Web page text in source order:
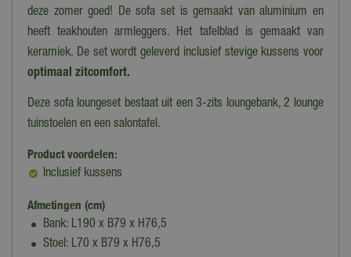
deze zomer goed! De sofa set is gemaakt van aluminium en
heeft teakhouten armleggers. Het tafelblad is gemaakt van
keramiek. De set wordt geleverd inclusief stevige kussens voor
optimaal zitcomfort.
Deze sofa loungeset bestaat uit een 3-zits loungebank, 2 lounge
tuinstoelen en een salontafel.
Product voordelen:
Inclusief kussens
Afmetingen (cm)
Bank: L190 x B79 x H76,5
Stoel: L70 x B79 x H76,5